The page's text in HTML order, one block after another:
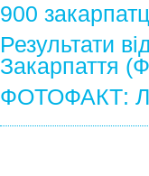
900
Результати
Закарпаття
ФОТОФАКТ: